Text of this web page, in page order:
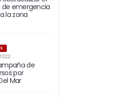
de emergencia
la zona
de
por
Mar